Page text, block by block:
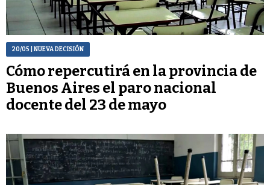
20/05 | NUEVA DECISIÓN
Cómo repercutirá en la provincia de
Buenos Aires el paro nacional
docente del 23 de mayo